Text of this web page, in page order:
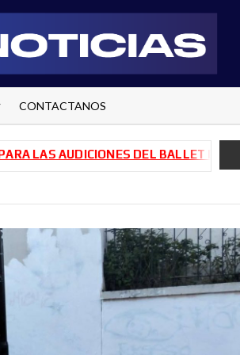
CONTACTANOS
DEL BALLET DE RÍO NEGRO